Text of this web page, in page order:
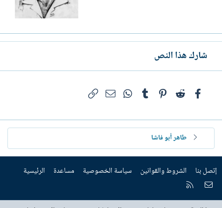
شارك هذا النص
فيسبوكReddit
Pinterest
Tumblr
WhatsAppالبريد الإلكتروني
طاهر أبو فاشا
إتصل بنا الشروط والقوانين سياسة الخصوصية مساعدة الرئيسية
إتصل بنا